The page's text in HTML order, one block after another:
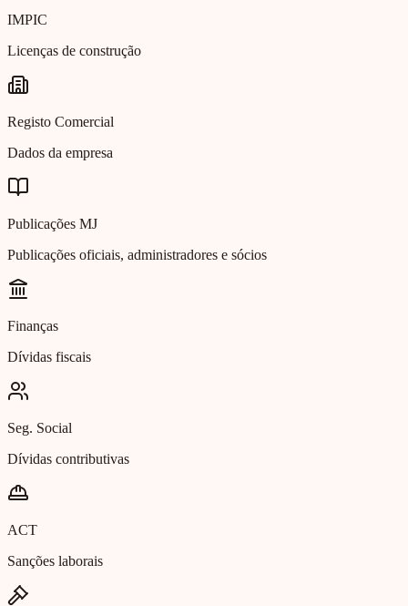
IMPIC
Licenças de construção
Registo Comercial
Dados da empresa
Publicações MJ
Publicações oficiais, administradores e sócios
Finanças
Dívidas fiscais
Seg. Social
Dívidas contributivas
ACT
Sanções laborais